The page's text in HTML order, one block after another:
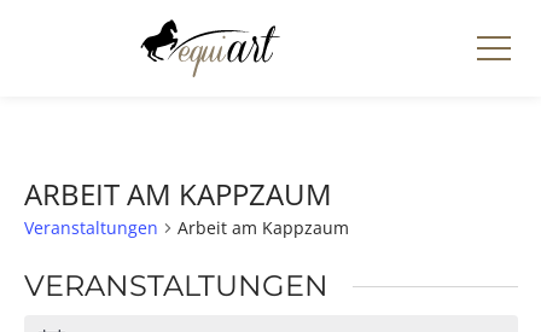
ARBEIT AM KAPPZAUM
Veranstaltungen Arbeit am Kappzaum
VERANSTALTUNGEN